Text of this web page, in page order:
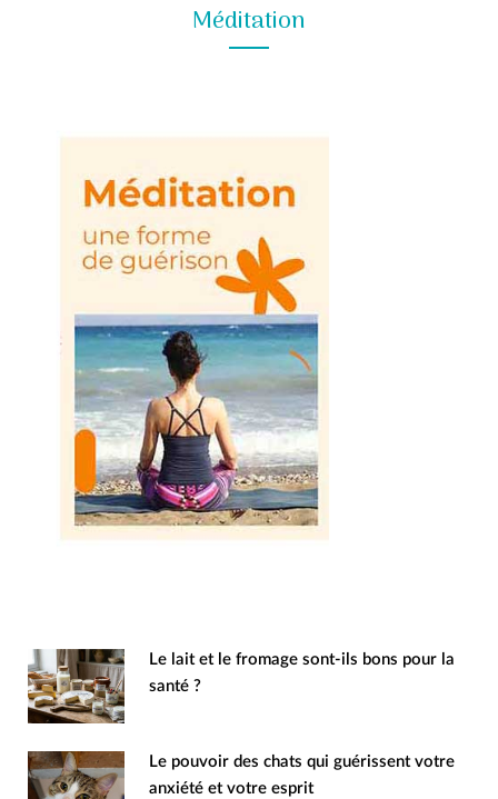
Méditation
Le lait et le fromage sont-ils bons pour la
santé ?
Le pouvoir des chats qui guérissent votre
anxiété et votre esprit